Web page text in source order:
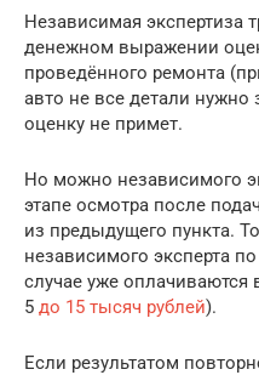
Независимая экспертиза
денежном выражении
проведённого ремонта
авто не все детали
оценку не примет.
Но можно независимого
этапе осмотра после
из предыдущего пункта.
независимого эксперта
случае уже оплачиваются
5 до 15 тысяч рублей).
Если результатом